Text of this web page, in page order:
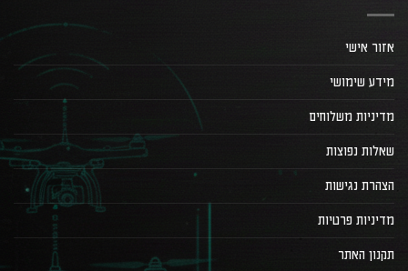
אזור אישי
מידע שימושי
מדיניות משלוחים
שאלות נפוצות
הצהרת נגישות
מדיניות פרטיות
תקנון האתר